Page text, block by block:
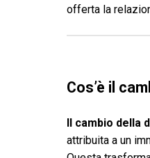
offerta la
Cos’è il
Il cambio della
attribuita a un